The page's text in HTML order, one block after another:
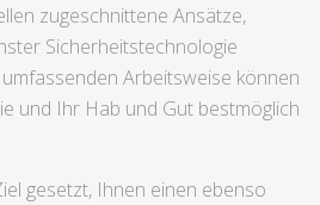
zugeschnittene Ansätze,
Sicherheitstechnologie
Arbeitsweise können
und Ihr Hab und Gut bestmöglich
gesetzt, Ihnen einen ebenso